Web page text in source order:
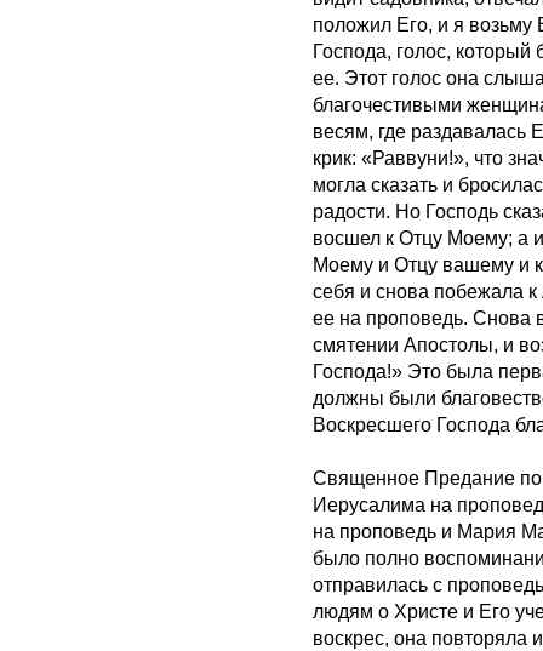
положил Его, и я возьму
Господа, голос, который
ее. Этот голос она
благочестивыми
весям, где раздавалась
крик: «Раввуни!», что
могла сказать и
радости. Но Господь
восшел к Отцу Моему; а
Моему и Отцу вашему и
себя и снова побежала
ее на проповедь. Снова
смятении Апостолы, и
Господа!» Это была
должны были
Воскресшего Господа
Священное Предание
Иерусалима на
на проповедь и Мария
было полно
отправилась с
людям о Христе и Его
воскрес, она повторяла